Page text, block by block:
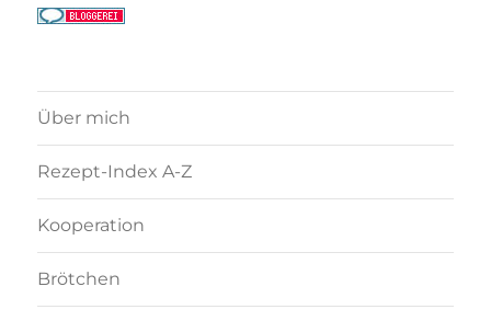
Über mich
Rezept-Index A-Z
Kooperation
Brötchen